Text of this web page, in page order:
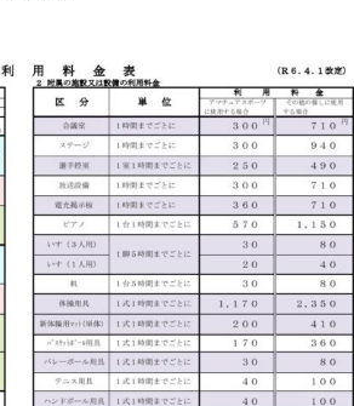
岩手県民ゴルフ場
0198-27-3280
岩手県立陸中海岸青少年の家
0193-84-3311